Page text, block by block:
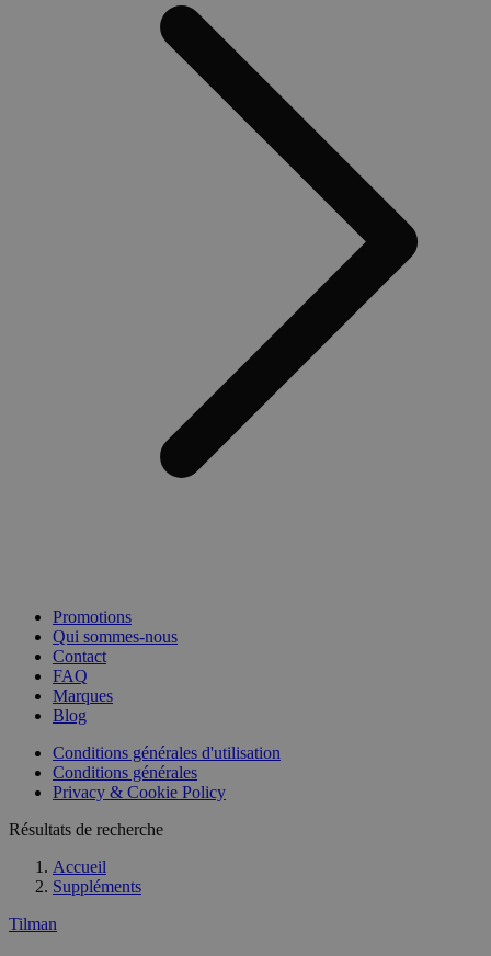
Promotions
Qui sommes-nous
Contact
FAQ
Marques
Blog
Conditions générales d'utilisation
Conditions générales
Privacy & Cookie Policy
Résultats de recherche
Accueil
Suppléments
Tilman